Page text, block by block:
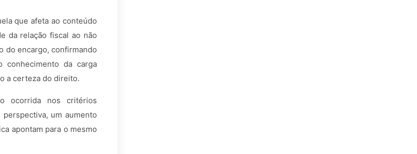
que afeta ao conteúdo
da relação fiscal ao não
do encargo, confirmando
conhecimento da carga
a certeza do direito.
ocorrida nos critérios
um aumento
apontam para o mesmo